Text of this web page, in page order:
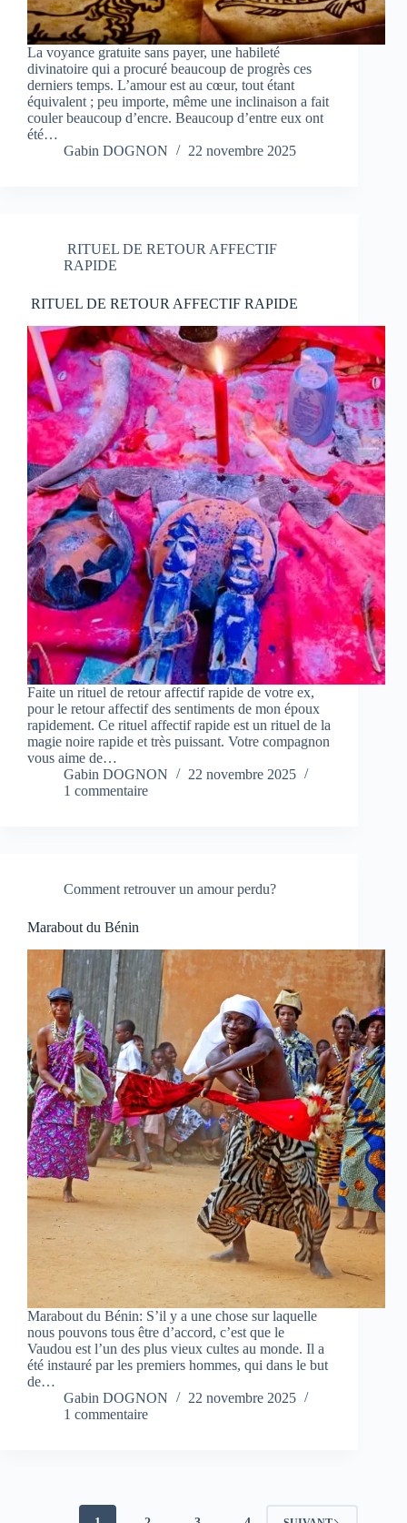
La voyance gratuite sans payer, une habileté
divinatoire qui a procuré beaucoup de progrès ces
derniers temps. L’amour est au cœur, tout étant
équivalent ; peu importe, même une inclinaison a fait
couler beaucoup d’encre. Beaucoup d’entre eux ont
été…
Gabin DOGNON
22 novembre 2025
RITUEL DE RETOUR AFFECTIF
RAPIDE
RITUEL DE RETOUR AFFECTIF RAPIDE
Faite un rituel de retour affectif rapide de votre ex,
pour le retour affectif des sentiments de mon époux
rapidement. Ce rituel affectif rapide est un rituel de la
magie noire rapide et très puissant. Votre compagnon
vous aime de…
Gabin DOGNON
22 novembre 2025
1 commentaire
Comment retrouver un amour perdu?
Marabout du Bénin
Marabout du Bénin: S’il y a une chose sur laquelle
nous pouvons tous être d’accord, c’est que le
Vaudou est l’un des plus vieux cultes au monde. Il a
été instauré par les premiers hommes, qui dans le but
de…
Gabin DOGNON
22 novembre 2025
1 commentaire